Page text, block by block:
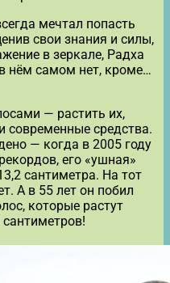
мечтал попасть
свои знания и силы,
в зеркале, Радха
нём самом нет, кроме…
— растить их,
современные средства.
— когда в 2005 году
его «ушная»
сантиметра. На тот
А в 55 лет он побил
которые растут